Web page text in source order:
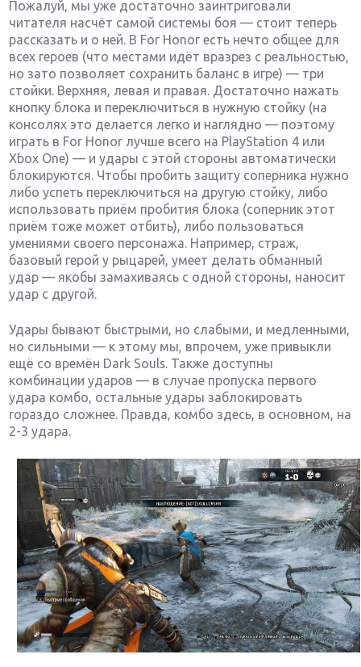
Пожалуй, мы уже достаточно заинтриговали
читателя насчёт самой системы боя — стоит теперь
рассказать и о ней. В For Honor есть нечто общее для
всех героев (что местами идёт вразрез с реальностью,
но зато позволяет сохранить баланс в игре) — три
стойки. Верхняя, левая и правая. Достаточно нажать
кнопку блока и переключиться в нужную стойку (на
консолях это делается легко и наглядно — поэтому
играть в For Honor лучше всего на PlayStation 4 или
Xbox One) — и удары с этой стороны автоматически
блокируются. Чтобы пробить защиту соперника нужно
либо успеть переключиться на другую стойку, либо
использовать приём пробития блока (соперник этот
приём тоже может отбить), либо пользоваться
умениями своего персонажа. Например, страж,
базовый герой у рыцарей, умеет делать обманный
удар — якобы замахиваясь с одной стороны, наносит
удар с другой.
Удары бывают быстрыми, но слабыми, и медленными,
но сильными — к этому мы, впрочем, уже привыкли
ещё со времён Dark Souls. Также доступны
комбинации ударов — в случае пропуска первого
удара комбо, остальные удары заблокировать
гораздо сложнее. Правда, комбо здесь, в основном, на
2-3 удара.